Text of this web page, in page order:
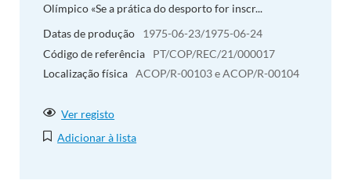
Olímpico «Se a prática do desporto for inscr...
Datas de produção
1975-06-23/1975-06-24
Código de referência
PT/COP/REC/21/000017
Localização física ACOP/R-00103 e ACOP/R-00104
Ver registo
Adicionar à lista